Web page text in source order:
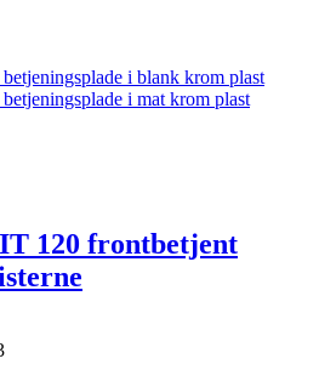
i blank krom plast
i mat krom plast
120 frontbetjent